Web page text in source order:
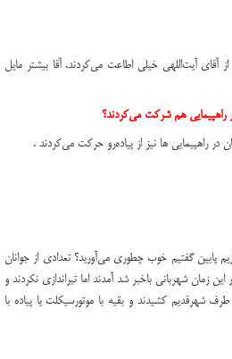
از آقاي آيت‌اللهی خيلي اطاعت مي‌كردند. آقا بيشتر مايل
راهپيمايي هم شركت مي‌كردند؟
در راهپیمایی ها نیز از پياده‌رو حركت مي‌كردند .
پايين گفتيم خوب چطوري مي‌آوريد؟ تعدادي از جوانان
زمان شهرباني باخبر شد آمدند اما تيراندازي نكردند و
شهرقديم كشيدند و بقيه با موتورسيكلت يا پياده با